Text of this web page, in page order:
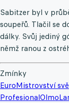
Sabitzer byl v
soupeřů. Tlačil se
dálky. Svůj jediný
němž ranou z
Zmínky
EuroMistrovství
ProfesionalOlmo